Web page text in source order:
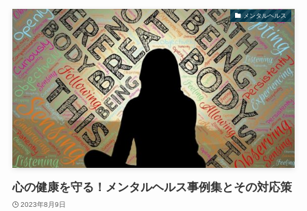
メンタルヘルス
心の健康を守る！メンタルヘルス事例集とその対応策
2023年8月9日